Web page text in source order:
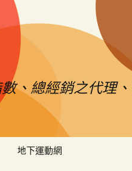
、總經銷之代理
地下運動網